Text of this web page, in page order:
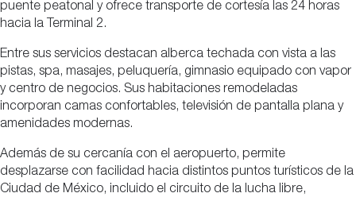
puente peatonal y ofrece transporte de cortesía las 24 horas
hacia la Terminal 2.
Entre sus servicios destacan alberca techada con vista a las
pistas, spa, masajes, peluquería, gimnasio equipado con vapor
y centro de negocios. Sus habitaciones remodeladas
incorporan camas confortables, televisión de pantalla plana y
amenidades modernas.
Además de su cercanía con el aeropuerto, permite
desplazarse con facilidad hacia distintos puntos turísticos de la
Ciudad de México, incluido el circuito de la lucha libre,